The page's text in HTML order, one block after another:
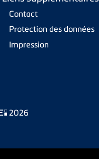
Contact
Protection des données
Impression
2026